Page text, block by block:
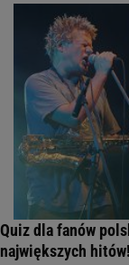
Quiz dla fanów
największych hitów!